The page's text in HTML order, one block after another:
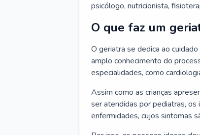
psicólogo, nutricionista,
O que faz um
O geriatra se dedica ao
amplo conhecimento do
especialidades, como
Assim como as crianças
ser atendidas por pediatras,
enfermidades, cujos sintomas